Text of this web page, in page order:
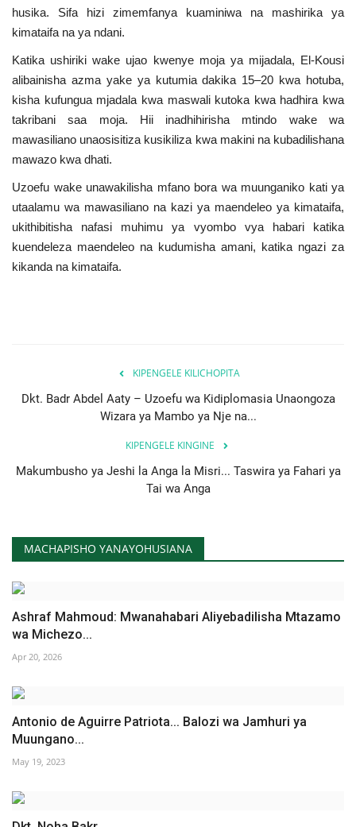
Language
French Arabic
husika. Sifa hizi zimemfanya kuaminiwa na mashirika ya
kimataifa na ya ndani.
Katika ushiriki wake ujao kwenye moja ya mijadala, El-Kousi
alibainisha azma yake ya kutumia dakika 15–20 kwa hotuba,
kisha kufungua mjadala kwa maswali kutoka kwa hadhira kwa
takribani saa moja. Hii inadhihirisha mtindo wake wa
mawasiliano unaosisitiza kusikiliza kwa makini na kubadilishana
mawazo kwa dhati.
Uzoefu wake unawakilisha mfano bora wa muunganiko kati ya
utaalamu wa mawasiliano na kazi ya maendeleo ya kimataifa,
ukithibitisha nafasi muhimu ya vyombo vya habari katika
kuendeleza maendeleo na kudumisha amani, katika ngazi za
kikanda na kimataifa.
KIPENGELE KILICHOPITA
Dkt. Badr Abdel Aaty – Uzoefu wa Kidiplomasia Unaongoza
Wizara ya Mambo ya Nje na...
KIPENGELE KINGINE
Makumbusho ya Jeshi la Anga la Misri... Taswira ya Fahari ya
Tai wa Anga
MACHAPISHO YANAYOHUSIANA
Ashraf Mahmoud: Mwanahabari Aliyebadilisha Mtazamo
wa Michezo...
Apr 20, 2026
Antonio de Aguirre Patriota... Balozi wa Jamhuri ya
Muungano...
May 19, 2023